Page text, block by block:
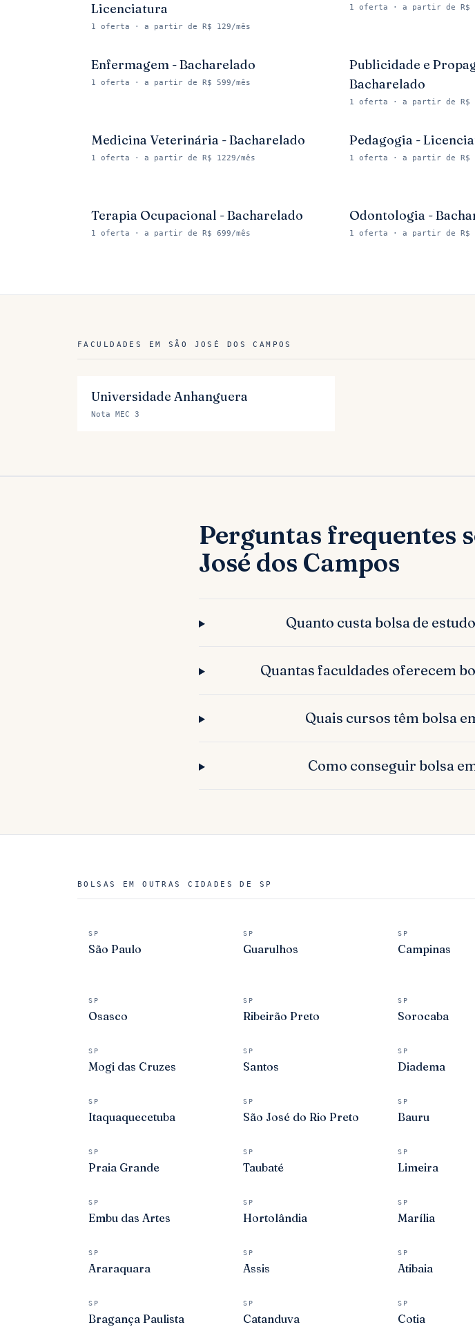
Licenciatura
1 oferta · a partir de R$ 129/mês
1 oferta · a partir de R$
Enfermagem - Bacharelado
1 oferta · a partir de R$ 599/mês
Publicidade e
Bacharelado
1 oferta · a partir de R$
Medicina Veterinária - Bacharelado
1 oferta · a partir de R$ 1229/mês
Pedagogia -
1 oferta · a partir de R$
Terapia Ocupacional - Bacharelado
1 oferta · a partir de R$ 699/mês
Odontologia -
1 oferta · a partir de R$
FACULDADES EM SÃO JOSÉ DOS CAMPOS
Universidade Anhanguera
Nota MEC 3
Perguntas frequentes
José dos Campos
Quanto custa bolsa de
Quantas faculdades oferecem
Quais cursos têm bolsa
Como conseguir bolsa
BOLSAS EM OUTRAS CIDADES DE SP
SP
São Paulo
SP
Guarulhos
SP
Campinas
SP
Osasco
SP
Ribeirão Preto
SP
Sorocaba
SP
Mogi das Cruzes
SP
Santos
SP
Diadema
SP
Itaquaquecetuba
SP
São José do Rio Preto
SP
Bauru
SP
Praia Grande
SP
Taubaté
SP
Limeira
SP
Embu das Artes
SP
Hortolândia
SP
Marília
SP
Araraquara
SP
Assis
SP
Atibaia
SP
Bragança Paulista
SP
Catanduva
SP
Cotia